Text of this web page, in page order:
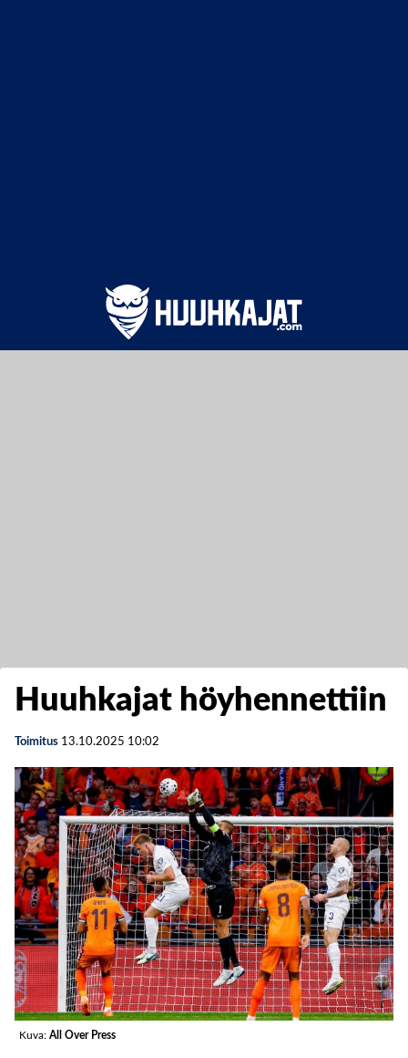
Huuhkajat höyhennettiin
Toimitus 13.10.2025 10:02
Kuva: All Over Press